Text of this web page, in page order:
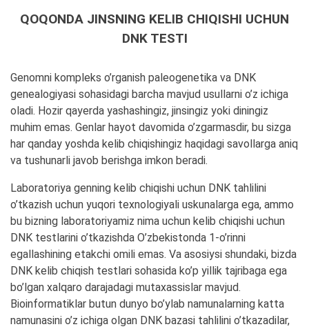
QOQONDA JINSNING KELIB CHIQISHI UCHUN
DNK TESTI
Genomni kompleks o’rganish paleogenetika va DNK
genealogiyasi sohasidagi barcha mavjud usullarni o’z ichiga
oladi. Hozir qayerda yashashingiz, jinsingiz yoki diningiz
muhim emas. Genlar hayot davomida o’zgarmasdir, bu sizga
har qanday yoshda kelib chiqishingiz haqidagi savollarga aniq
va tushunarli javob berishga imkon beradi.
Laboratoriya genning kelib chiqishi uchun DNK tahlilini
o’tkazish uchun yuqori texnologiyali uskunalarga ega, ammo
bu bizning laboratoriyamiz nima uchun kelib chiqishi uchun
DNK testlarini o’tkazishda O’zbekistonda 1-o’rinni
egallashining etakchi omili emas. Va asosiysi shundaki, bizda
DNK kelib chiqish testlari sohasida ko’p yillik tajribaga ega
bo’lgan xalqaro darajadagi mutaxassislar mavjud.
Bioinformatiklar butun dunyo bo’ylab namunalarning katta
namunasini o’z ichiga olgan DNK bazasi tahlilini o’tkazadilar,